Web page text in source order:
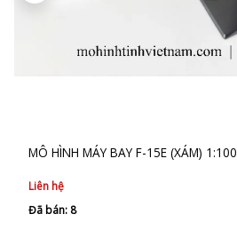
MÔ HÌNH MÁY BAY F-15E (XÁM) 1:100
Liên hệ
Đã bán: 8